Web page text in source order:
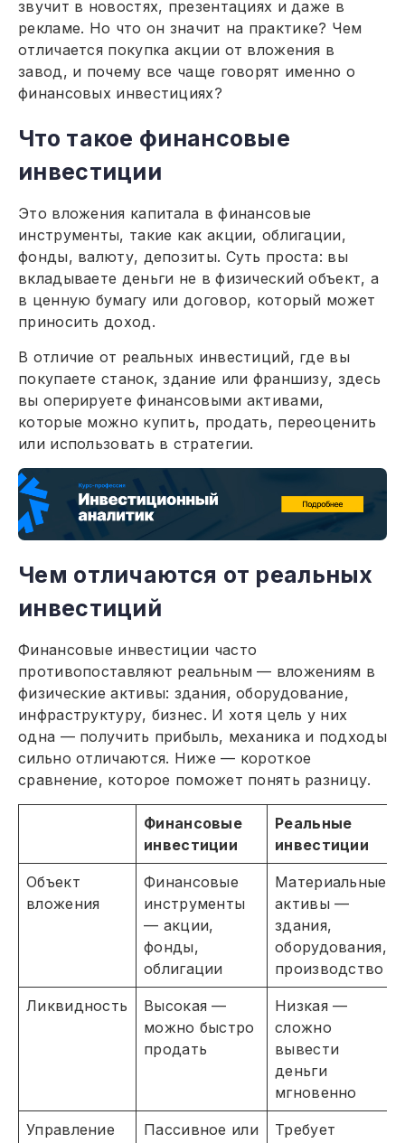
звучит в новостях, презентациях и даже в
рекламе. Но что он значит на практике? Чем
отличается покупка акции от вложения в
завод, и почему все чаще говорят именно о
финансовых инвестициях?
Что такое финансовые
инвестиции
Это вложения капитала в финансовые
инструменты, такие как акции, облигации,
фонды, валюту, депозиты. Суть проста: вы
вкладываете деньги не в физический объект, а
в ценную бумагу или договор, который может
приносить доход.
В отличие от реальных инвестиций, где вы
покупаете станок, здание или франшизу, здесь
вы оперируете финансовыми активами,
которые можно купить, продать, переоценить
или использовать в стратегии.
Чем отличаются от реальных
инвестиций
Финансовые инвестиции часто
противопоставляют реальным — вложениям в
физические активы: здания, оборудование,
инфраструктуру, бизнес. И хотя цель у них
одна — получить прибыль, механика и подходы
сильно отличаются. Ниже — короткое
сравнение, которое поможет понять разницу.
Финансовые
инвестиции
Реальные
инвестиции
Объект
вложения
Финансовые
инструменты
— акции,
фонды,
облигации
Материальные
активы —
здания,
оборудования,
производство
Ликвидность
Высокая —
можно быстро
продать
Низкая —
сложно
вывести
деньги
мгновенно
Управление
Пассивное или
Требует